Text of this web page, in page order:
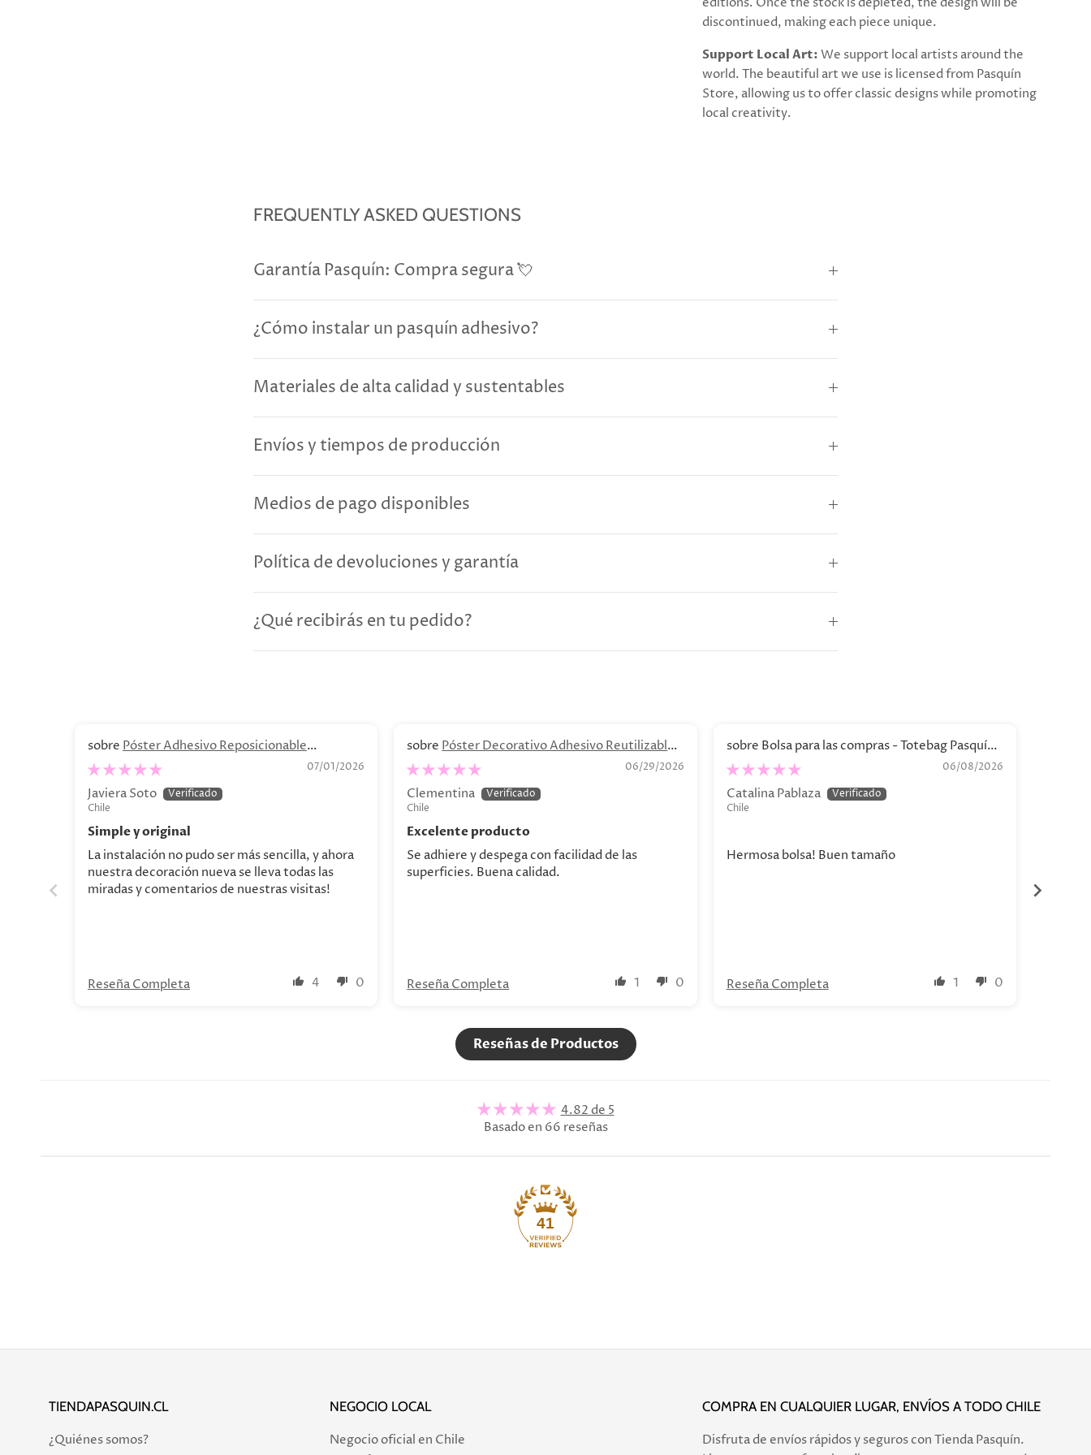
discontinued, making each piece unique.
Support Local Art: We support local artists around the
world. The beautiful art we use is licensed from Pasquín
Store, allowing us to offer classic designs while promoting
local creativity.
FREQUENTLY ASKED QUESTIONS
Garantía Pasquín: Compra segura 💘
¿Cómo instalar un pasquín adhesivo?
Materiales de alta calidad y sustentables
Envíos y tiempos de producción
Medios de pago disponibles
Política de devoluciones y garantía
¿Qué recibirás en tu pedido?
Póster Adhesivo Reposicionable
Personalizado. Decoración personalizada07/01/2026
Javiera Soto
Chile
Simple y original
La instalación no pudo ser más sencilla, y ahora
nuestra decoración nueva se lleva todas las
miradas y comentarios de nuestras visitas!
4 0
Reseña Completa
Póster Decorativo Adhesivo Reutilizable -
“Bodegón de Bananas"
06/29/2026
Clementina
Chile
Excelente producto
Se adhiere y despega con facilidad de las
superficies. Buena calidad.
1 0
Reseña Completa
Bolsa para las compras - Totebag Pasquín
.04 - Colección 2026
06/08/2026
Catalina Pablaza
Chile
Hermosa bolsa! Buen tamaño
1 0
Reseña Completa
Reseñas de Productos
4.82 de 5
Basado en 66 reseñas
41
TIENDAPASQUIN.CL
¿Quiénes somos?
NEGOCIO LOCAL
Negocio oficial en Chile
COMPRA EN CUALQUIER LUGAR, ENVÍOS A TODO CHILE
Disfruta de envíos rápidos y seguros con Tienda Pasquín.